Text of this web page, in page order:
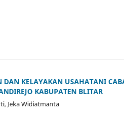
DAN KELAYAKAN USAHATANI
KABUPATEN BLITAR
Jeka Widiatmanta